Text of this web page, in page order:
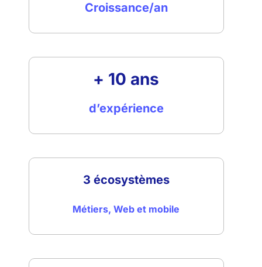
Croissance/an
+ 10 ans
d’expérience
3 écosystèmes
Métiers, Web et mobile